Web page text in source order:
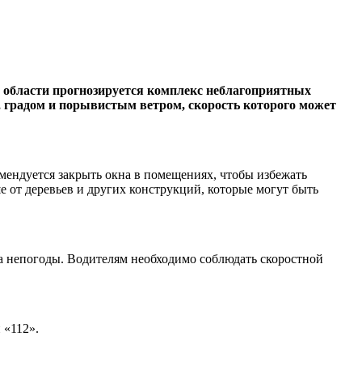
прогнозируется комплекс неблагоприятных
и порывистым ветром, скорость которого может
закрыть окна в помещениях, чтобы избежать
деревьев и других конструкций, которые могут быть
Водителям необходимо соблюдать скоростной